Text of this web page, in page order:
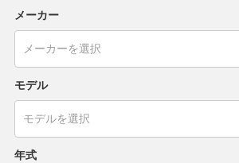
メーカー
モデル
年式